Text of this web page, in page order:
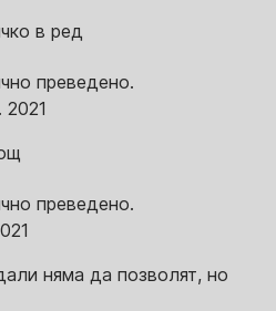
в ред
преведено.
2021
преведено.
няма да позволят, но